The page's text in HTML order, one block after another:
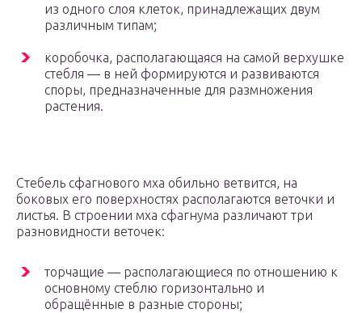
из одного слоя клеток, принадлежащих двум
различным типам;
коробочка, располагающаяся на самой верхушке
стебля — в ней формируются и развиваются
споры, предназначенные для размножения
растения.
Стебель сфагнового мха обильно ветвится, на
боковых его поверхностях располагаются веточки и
листья. В строении мха сфагнума различают три
разновидности веточек:
торчащие — располагающиеся по отношению к
основному стеблю горизонтально и
обращённые в разные стороны;